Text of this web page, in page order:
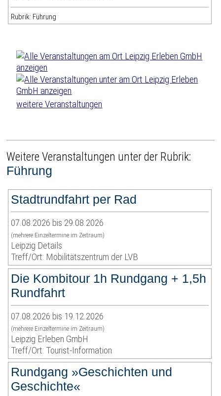
Rubrik: Führung
weitere Veranstaltungen
Weitere Veranstaltungen unter der Rubrik:
Führung
Stadtrundfahrt per Rad
07.08.2026 bis 29.08.2026
(mehrere Einzeltermine im Zeitraum)
Leipzig Details
Treff/Ort: Mobilitätszentrum der LVB
Die Kombitour 1h Rundgang + 1,5h
Rundfahrt
07.08.2026 bis 19.12.2026
(mehrere Einzeltermine im Zeitraum)
Leipzig Erleben GmbH
Treff/Ort: Tourist-Information
Rundgang »Geschichten und
Geschichte«